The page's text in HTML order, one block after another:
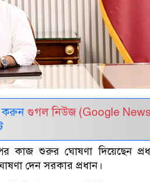
করুন গুগল নিউজ (Google
কাজ শুরুর ঘোষণা দিয়েছেন
দেন সরকার প্রধান।